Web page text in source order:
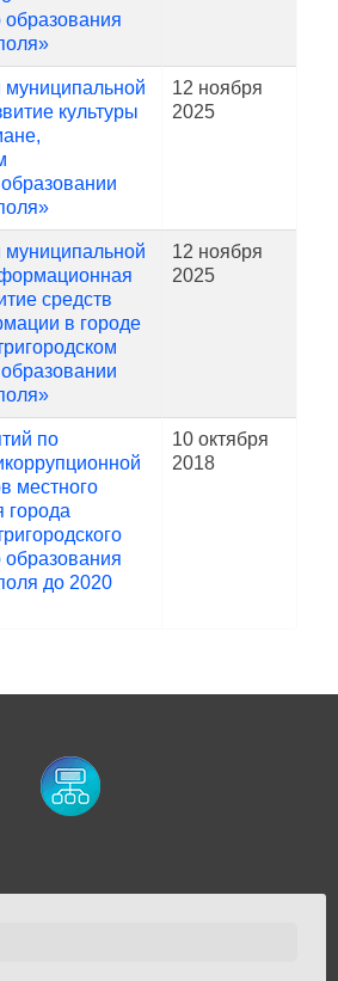
образования
культуры
12 ноября
2025
средств
в городе
12 ноября
2025
по
местного
города
образования
до 2020
10 октября
2018